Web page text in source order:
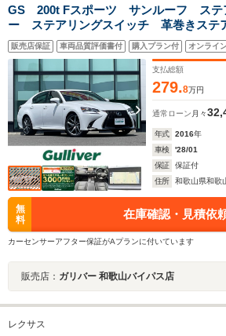
ク/Bluetooth接
続/ETC/EBD付ABS/横
滑り防止装置
ッグ 助手席/エ
グ サイド
GS 200t Fスポーツ サンルーフ ステ
ー ステアリングスイッチ 革巻きステ
ーシート シートメモリー 純正ナビ
DVD BD再生 バックモニター BSM
ダー ビルトインETC
販売店保証 車両品質評価書付 購入プラン付 オンライ
支払総額
279.8万円
通常ローン 月々
年式 2016年
車検
'28/01
保証
保証付
住所
和歌山県和歌
無
料
在庫確認・見積依
カーセンサーアフター保証がAプランに付いています
販売店： ガリバー 和歌山バイパス店
レクサス